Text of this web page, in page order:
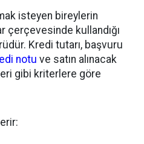
isteyen bireylerin
çerçevesinde kullandığı
Kredi tutarı, başvuru
notu ve satın alınacak
gibi kriterlere göre